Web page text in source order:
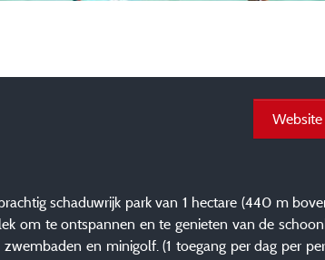
Website
schaduwrijk park van 1 hectare (440 m
om te ontspannen en te genieten van de
en minigolf. (1 toegang per dag per